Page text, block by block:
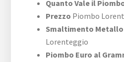
Quanto Vale il
Prezzo Piombo
Smaltimento Metallo
Lorenteggio
Piombo Euro al